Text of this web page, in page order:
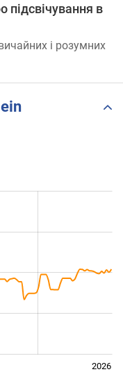
підсвічування в
і розумних
2026